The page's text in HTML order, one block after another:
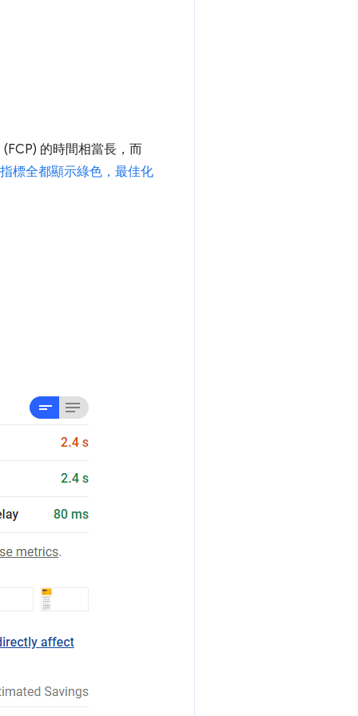
的時間相當長，而
標全都顯示綠色，最佳化